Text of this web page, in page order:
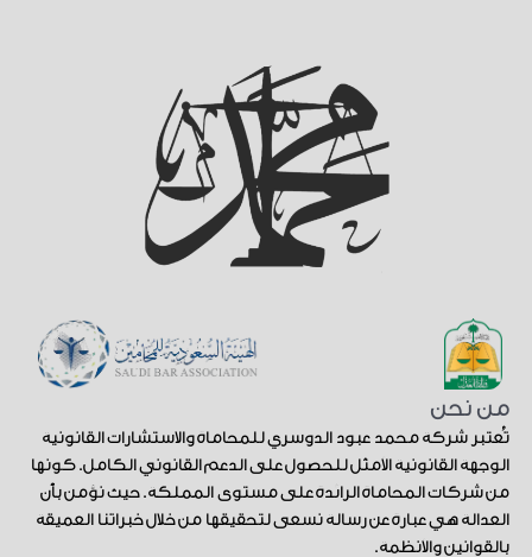
من نحن
تُعتبر شركة محمد عبود الدوسري للمحاماة والاستشارات القانونية
الوجهة القانونية الأمثل للحصول على الدعم القانوني الكامل. كونها
من شركات المحاماة الرائدة على مستوى المملكة. حيث نؤمن بأن
العدالة هي عبارة عن رسالة نسعى لتحقيقها من خلال خبراتنا العميقة
بالقوانين والأنظمة.